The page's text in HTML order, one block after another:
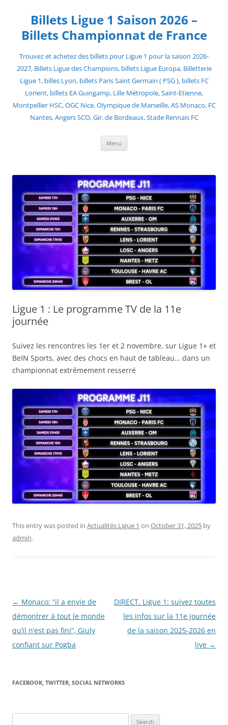
contentBillets Ligue 1 Saison 2026 –
Billets Championnat de France
Trouvez et achetez des billets pour Ligue 1 pour la saison 2026-
2027, Billets Ligue des Champions, billets Ligue Europa, Billetterie
Ligue 1, billes Lyon, billets Paris Saint Germain ( PSG ), billets FC
Lorient, billets EA Guingamp, Lille Métropole, Saint-Etienne,
Montpellier HSC, OGC Nice, Olympique de Marseille, AS Monaco, FC
Nantes, Angers SCO, Gir. de Bordeaux, Stade Rennais FC
Menu
Ligue 1 : Le programme TV de la 11e
journée
Suivez les rencontres les 1er et 2 novembre, sur Ligue 1+ et
BeIN Sports, avec des chocs en haut de tableau… dans un
championnat extrêmement resserré
This entry was posted in Actualités Ligue 1 on October 31, 2025 by
admin.
Post
navigation
← Monaco: “il a envie de
démontrer à tout le monde
qu’il n’est pas fini”, Giuly
confiant sur Pogba
DIRECT. Ligue 1: suivez toutes
les infos sur la 11e journée
de la saison 2025-2026 en
live →
FACEBOOK, TWITTER, SOCIAL NETWORKS